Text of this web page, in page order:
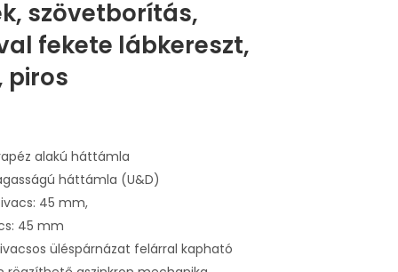
szövetborítás,
fekete lábkereszt,
piros
alakú háttámla
háttámla (U&D)
45 mm,
45 mm
üléspárnázat felárral kapható